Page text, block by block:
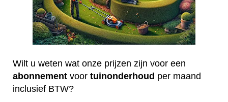
Wilt u weten wat onze prijzen zijn voor een
abonnement voor tuinonderhoud per maand
inclusief BTW?